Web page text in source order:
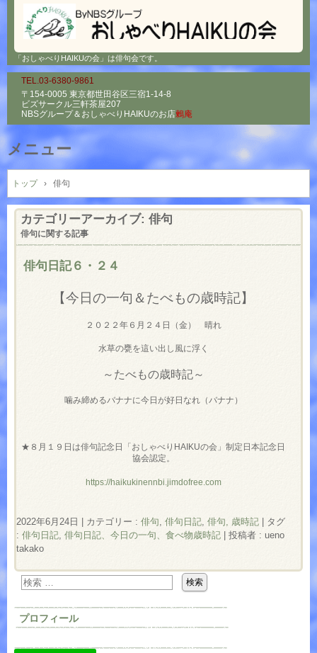
「おしゃべりHAIKUの会」は俳句会です。
TEL.03-6380-9861
〒154-0005 東京都世田谷区三宿1-14-8
ビズサークル三軒茶屋207
NBSグループ＆ おしゃべりHAIKUのお店鶫庵
メニュー
コ
ン
テ
ン
へ
トップ › 俳句
カテゴリーアーカイブ: 俳句
俳句に関する記事
俳句日記６・２４
【今日の一句＆たべもの歳時記】
２０２２年６月２４日（金） 晴れ
水草の甕を這い出し風に浮く
～たべもの歳時記～
噛み締めるバナナに今日が好日なれ（バナナ）
★８月１９日は俳句記念日「おしゃべりHAIKUの会」制定日本記念日
協会認定。
https://haikukinennbi.jimdofree.com
2022年6月24日 カテゴリー : 俳句, 俳句日記, 俳句, 歳時記
タグ
: 俳句日記, 俳句日記、今日の一句、食べ物歳時記
投稿者 : ueno
takako
プロフィール